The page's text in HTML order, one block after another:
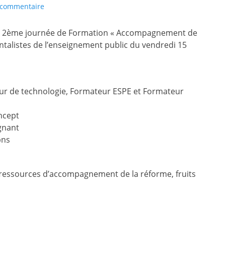
journée de Formation « Accompagnement de
de l’enseignement public du vendredi 15
de technologie, Formateur ESPE et Formateur
d’accompagnement de la réforme, fruits